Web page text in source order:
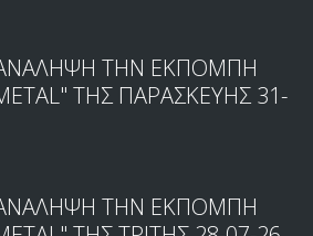
ΤΗΝ ΕΚΠΟΜΠΗ
ΤΗΣ ΠΑΡΑΣΚΕΥΗΣ 31-
ΤΗΝ ΕΚΠΟΜΠΗ